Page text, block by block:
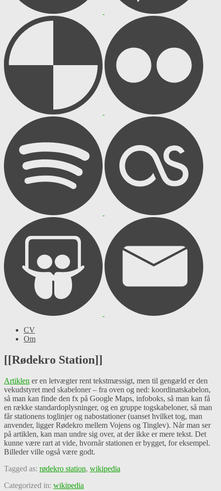
CV
Om
[[Rødekro Station]]
Artiklen er en letvægter rent tekstmæssigt, men til gengæld er den
vekudstyret med skabeloner – fra oven og ned: koordinatskabelon,
så man kan finde den fx på Google Maps, infoboks, så man kan få
en række standardoplysninger, og en gruppe togskabeloner, så man
får stationens toglinjer og nabostationer (uanset hvilket tog, man
anvender, ligger Rødekro mellem Vojens og Tinglev). Når man ser
på artiklen, kan man undre sig over, at der ikke er mere tekst. Det
kunne være rart at vide, hvornår stationen er bygget, for eksempel.
Billeder ville også være godt.
Tagged as: rødekro station, wikipedia
Categorized in: wikipedia